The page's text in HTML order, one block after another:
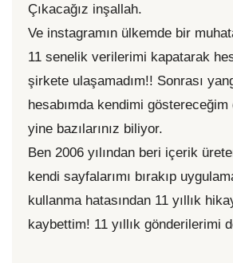
Çıkacağız inşallah.
Ve instagramın ülkemde bir
11 senelik verilerimi kapatarak
şirkete ulaşamadım!! Sonrası
hesabımda kendimi
yine bazılarınız biliyor.
Ben 2006 yılından beri içerik
kendi sayfalarımı bırakıp
kullanma hatasından 11 yıllık
kaybettim! 11 yıllık gönderilerimi